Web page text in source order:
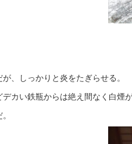
、しっかりと炎をたぎらせる。
デカい鉄瓶からは絶え間なく白煙